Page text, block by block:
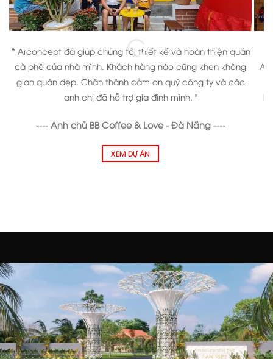
“ Arconcept đã giúp chúng tôi thiết kế và hoàn thiện quán
cà phê của nhà mình. Khách hàng nào cũng khen không
gian quán đẹp. Chân thành cảm ơn quý công ty và các
anh chị đã hỗ trợ gia đình mình. "
---- Anh chủ BB Coffee & Love - Đà Nẵng ----
XEM DỰ ÁN